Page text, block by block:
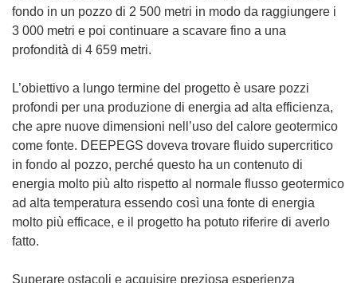
i
n
u
a
n
u
o
a
f
i
s
fondo in un pozzo di 2 500 metri in modo da raggiungere i
3 000 metri e poi continuare a scavare fino a una
profondità di 4 659 metri.
L’obiettivo a lungo termine del progetto è usare pozzi
profondi per una produzione di energia ad alta efficienza,
che apre nuove dimensioni nell’uso del calore geotermico
come fonte. DEEPEGS doveva trovare fluido supercritico
in fondo al pozzo, perché questo ha un contenuto di
energia molto più alto rispetto al normale flusso geotermico
ad alta temperatura essendo così una fonte di energia
molto più efficace, e il progetto ha potuto riferire di averlo
fatto.
Superare ostacoli e acquisire preziosa esperienza